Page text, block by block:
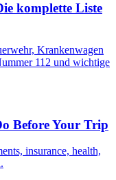
komplette Liste
Krankenwagen
112 und wichtige
Before Your Trip
insurance, health,